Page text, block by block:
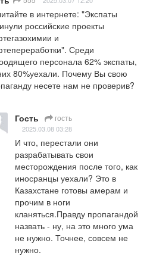
в интернете: "Экспаты
российские проекты
и
Среди
персонала 62% экспаты,
80%уехали. Почему Вы свою
несете нам не проверив?
Гость гость
2025.03.08 03:28
И что, перестали они
разрабатывать свои
месторождения после того, как
иносранцы уехали? Это в
Казахстане готовы амерам и
прочим в ноги
кланяться.Правду пропагандой
назвать - ну, на это много ума
не нужно. Точнее, совсем не
нужно.